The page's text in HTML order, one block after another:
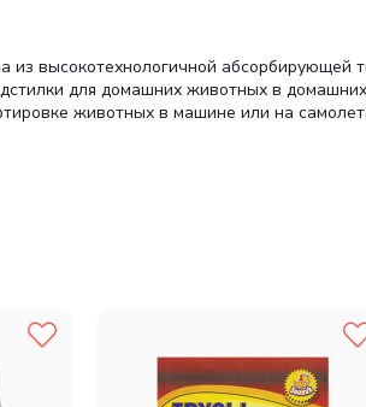
из высокотехнологичной
для домашних животных в
животных в машине или на
большой объем жидкости.
более 300 стирок. Устойчива к